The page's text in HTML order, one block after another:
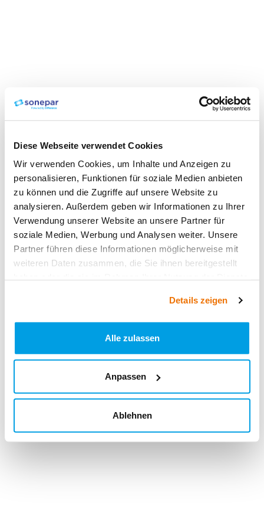
Diese Webseite verwendet Cookies
Wir verwenden Cookies, um Inhalte und Anzeigen zu
personalisieren, Funktionen für soziale Medien anbieten
zu können und die Zugriffe auf unsere Website zu
analysieren. Außerdem geben wir Informationen zu Ihrer
Verwendung unserer Website an unsere Partner für
soziale Medien, Werbung und Analysen weiter. Unsere
Partner führen diese Informationen möglicherweise mit
weiteren Daten zusammen, die Sie ihnen bereitgestellt
Details zeigen
Alle zulassen
Anpassen
Ablehnen